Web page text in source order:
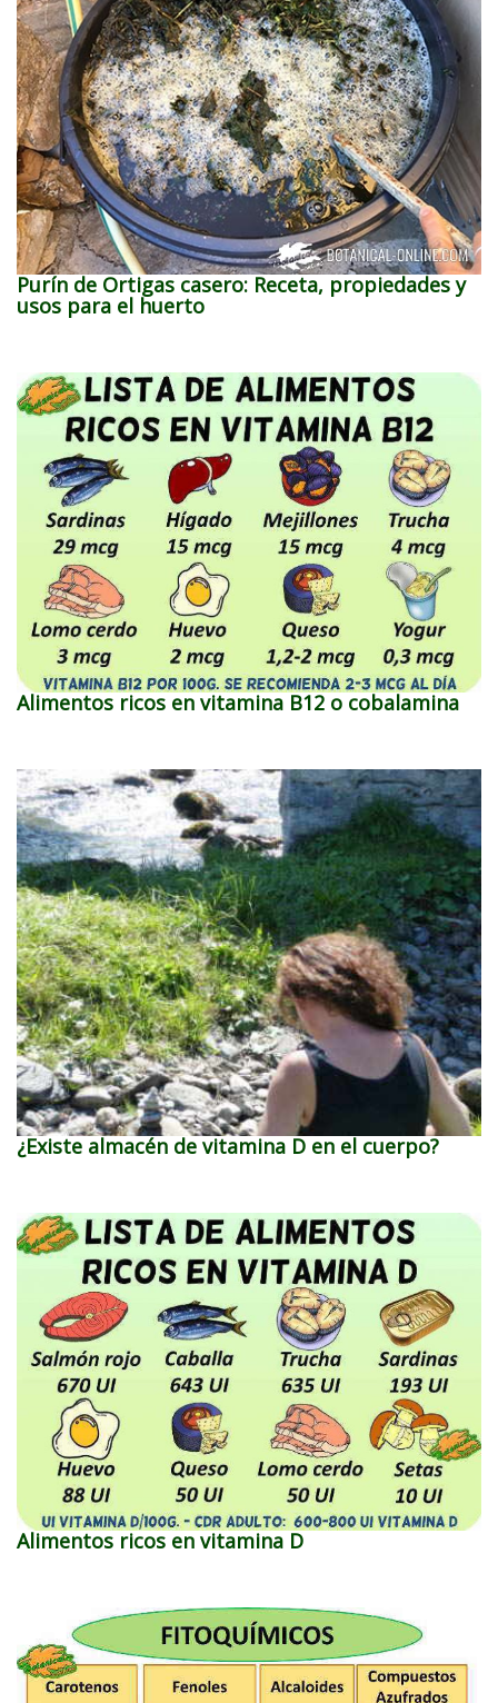
Purín de Ortigas casero: Receta, propiedades y
usos para el huerto
Alimentos ricos en vitamina B12 o cobalamina
¿Existe almacén de vitamina D en el cuerpo?
Alimentos ricos en vitamina D